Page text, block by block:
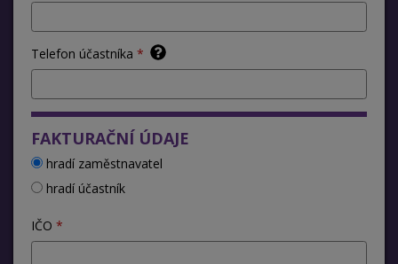
Telefon účastníka
FAKTURAČNÍ ÚDAJE
hradí zaměstnavatel
hradí účastník
IČO